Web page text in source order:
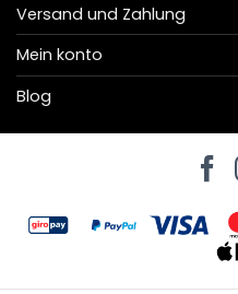
Versand und Zahlung
Mein konto
Blog